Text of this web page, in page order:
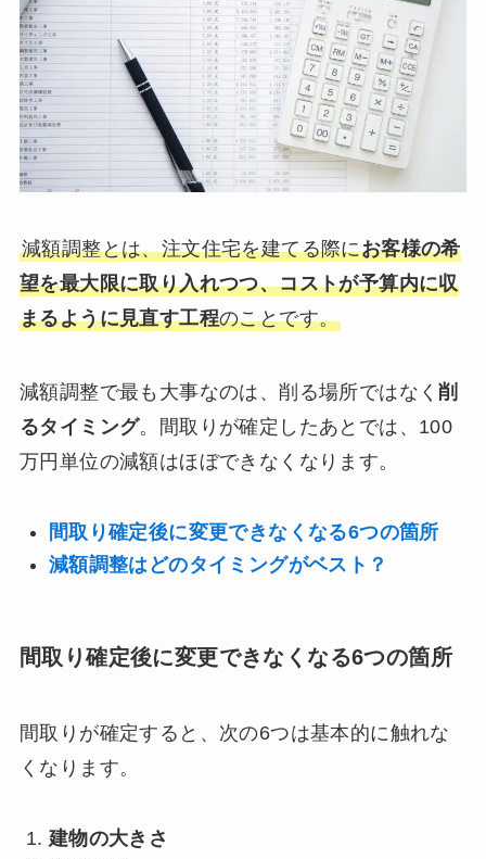
減額調整とは、注文住宅を建てる際にお客様の希
望を最大限に取り入れつつ、コストが予算内に収
まるように見直す工程のことです。
減額調整で最も大事なのは、削る場所ではなく削
るタイミング。間取りが確定したあとでは、100
万円単位の減額はほぼできなくなります。
間取り確定後に変更できなくなる6つの箇所
減額調整はどのタイミングがベスト？
間取り確定後に変更できなくなる6つの箇所
間取りが確定すると、次の6つは基本的に触れな
くなります。
建物の大きさ